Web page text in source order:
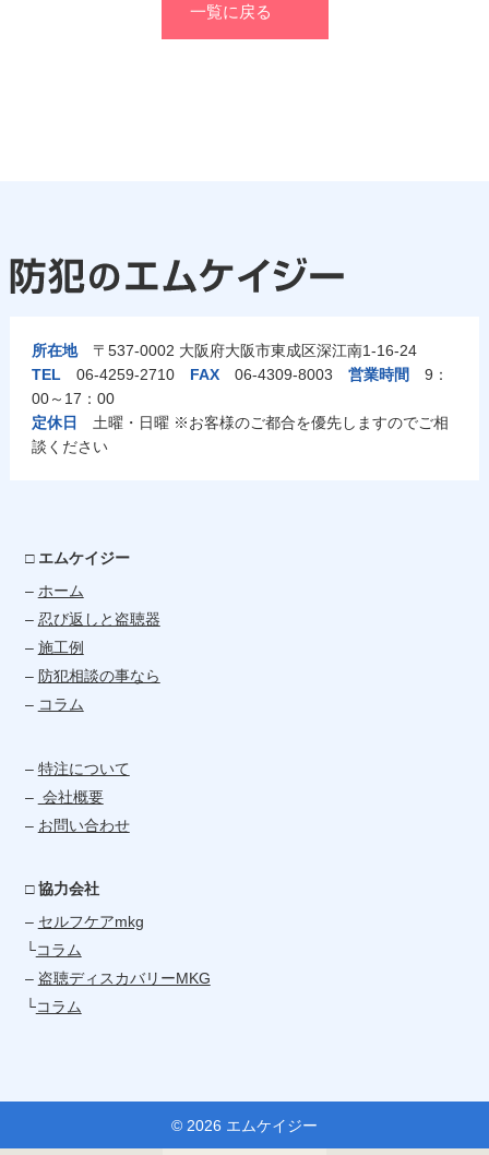
一覧に戻る
所在地〒537-0002 大阪府大阪市東成区深江南1-16-24
TEL 06-4259-2710 FAX06-4309-8003 営業時間9：
00～17：00
定休日
土曜・日曜 ※お客様のご都合を優先しますのでご相
談ください
□ エムケイジー
– ホーム
– 忍び返しと盗聴器
– 施工例
– 防犯相談の事なら
– コラム
– 特注について
– 会社概要
– お問い合わせ
□ 協力会社
– セルフケアmkg
└コラム
– 盗聴ディスカバリーMKG
└コラム
© 2026 エムケイジー